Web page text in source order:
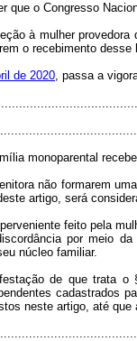
que o Congresso
à mulher
o recebimento desse
de 2020, passa a
monoparental
não formarem
artigo, será
feito pela
por meio
núcleo familiar.
de que trata o
cadastrados
neste artigo, até